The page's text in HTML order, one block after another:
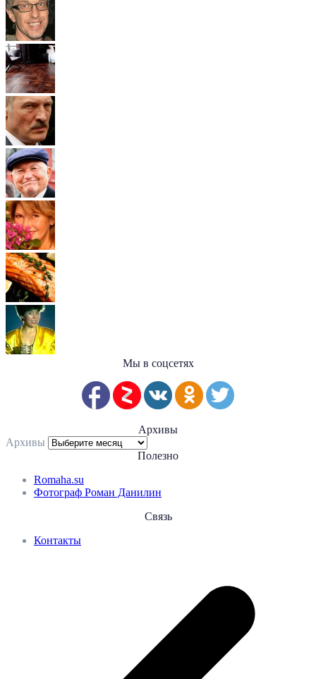
Мы в соцсетях
Архивы
Архивы
Полезно
Romaha.su
Фотограф Роман Данилин
Связь
Контакты